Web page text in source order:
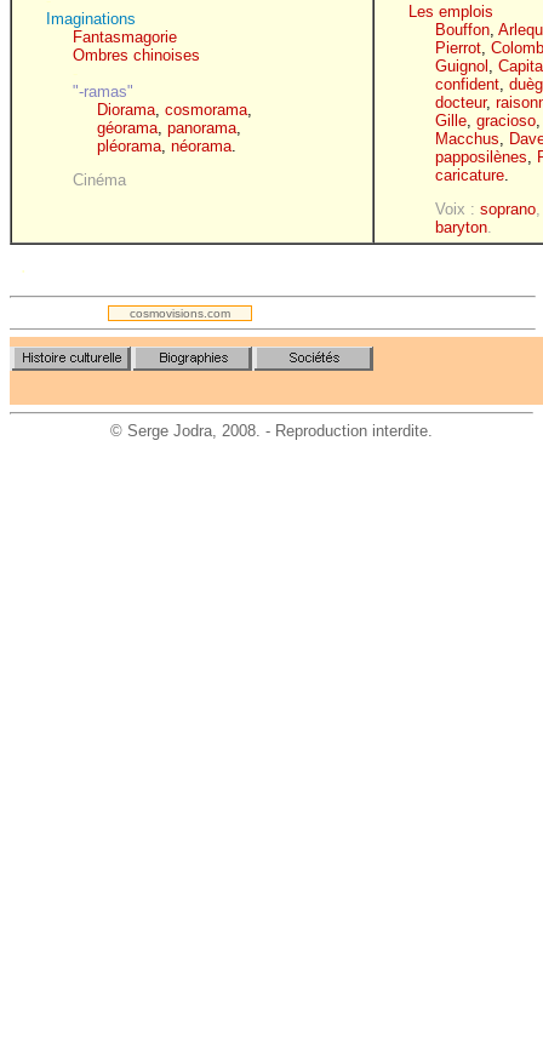
Imaginations
Fantasmagorie
Ombres chinoises
"-ramas"
Diorama, cosmorama,
géorama, panorama,
pléorama, néorama.
Cinéma
Les emplois
Bouffon
Pierrot
Guignol
confident
docteur,
Gille gracioso
Macchus
papposilènes
caricature
Voix : soprano
baryton
.
cosmovisions.com
© Serge Jodra, 2008. - Reproduction interdite.